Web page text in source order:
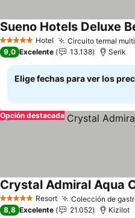
5 Estrellas Hotel Circuito termal
Sueno Hotels Deluxe
9,0 Excelente 13.138 Serik
Elige fechas para ver los
Opción destacada
5 Estrellas Resort Colección de
Crystal Admiral Aqua
8,8 Excelente 21.052 Kizilot